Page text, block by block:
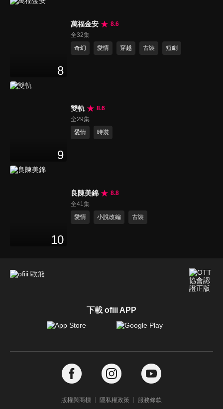
8
萬福金安
8.6
全32集
奇幻
愛情 穿越 古裝 短劇
9
雙軌
8.6
全29集
愛情
時裝
10
良陳美錦
8.8
全41集
愛情
小說改編 古裝
下載 ofiii APP
版權與商標 隱私權政策
服務條款